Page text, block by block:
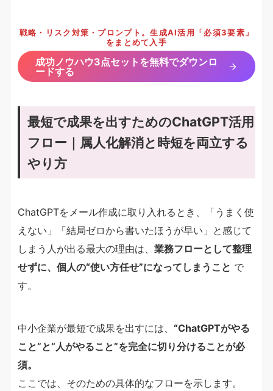
戦略・リスク対策・プロンプト。生成AI活用「必須3要素」
をまとめて入手
成功ノウハウ3点セットを無料でダウンロ
ードする
最短で成果を出すためのChatGPT活用
フロー｜属人化解消と時短を両立する
やり方
ChatGPTをメール作成に取り入れるとき、「うまく使
えない」「結局ゼロから書いたほうが早い」と感じて
しまう人が出る最大の理由は、 業務フローとして整理
せずに、個人の“使い方任せ”になってしまうこと で
す。
中小企業が最短で成果を出すには、 “ChatGPTがやる
こと”と“人がやること”を完全に切り分けることが必
須。
ここでは、そのための具体的なフローを示します。